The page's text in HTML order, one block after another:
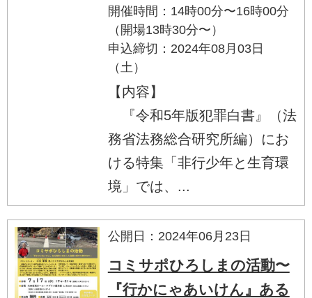
開催時間：14時00分〜16時00分
（開場13時30分〜）
申込締切：2024年08月03日
（土）
【内容】
『令和5年版犯罪白書』（法
務省法務総合研究所編）にお
ける特集「非行少年と生育環
境」では、...
公開日：2024年06月23日
コミサポひろしまの活動〜
『行かにゃあいけん』ある